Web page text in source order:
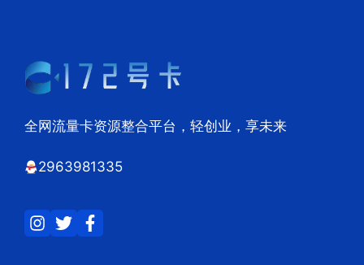
全网流量卡资源整合平台，轻创业，享未来
2963981335